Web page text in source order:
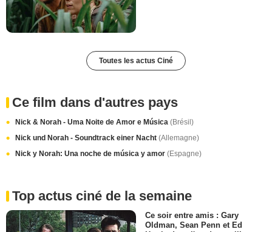
Toutes les actus Ciné
Ce film dans d'autres pays
Nick & Norah - Uma Noite de Amor e Música (Brésil)
Nick und Norah - Soundtrack einer Nacht (Allemagne)
Nick y Norah: Una noche de música y amor (Espagne)
Top actus ciné de la semaine
Ce soir entre amis : Gary
Oldman, Sean Penn et Ed